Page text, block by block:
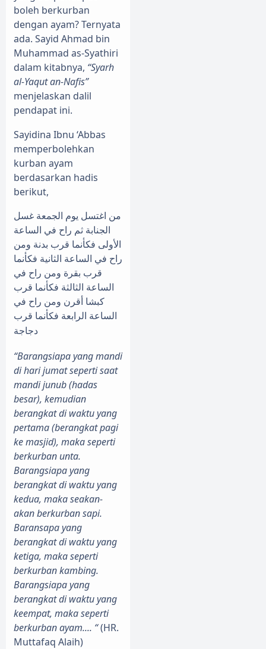
boleh berkurban
dengan ayam? Ternyata
ada. Sayid Ahmad bin
Muhammad as-Syathiri
dalam kitabnya, “Syarh
al-Yaqut an-Nafis”
menjelaskan dalil
pendapat ini.
Sayidina Ibnu ‘Abbas
memperbolehkan
kurban ayam
berdasarkan hadis
berikut,
من اغتسل يوم الجمعة غسل
الجنابة ثم راح في الساعة
الأولى فكأنما قرب بدنة ومن
راح في الساعة الثانية فكأنما
قرب بقرة ومن راح في
الساعة الثالثة فكأنما قرب
كبشا أقرن ومن راح في
الساعة الرابعة فكأنما قرب
دجاجة
“Barangsiapa yang mandi
di hari jumat seperti saat
mandi junub (hadas
besar), kemudian
berangkat di waktu yang
pertama (berangkat pagi
ke masjid), maka seperti
berkurban unta.
Barangsiapa yang
berangkat di waktu yang
kedua, maka seakan-
akan berkurban sapi.
Baransapa yang
berangkat di waktu yang
ketiga, maka seperti
berkurban kambing.
Barangsiapa yang
berangkat di waktu yang
keempat, maka seperti
berkurban ayam.... “(HR.
Muttafaq Alaih)